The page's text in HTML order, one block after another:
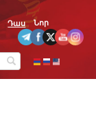
Դաս Նոր